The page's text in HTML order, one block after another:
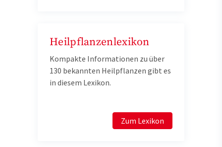
Heilpflanzenlexikon
Kompakte Informationen zu über
130 bekannten Heilpflanzen gibt es
in diesem Lexikon.
Zum Lexikon